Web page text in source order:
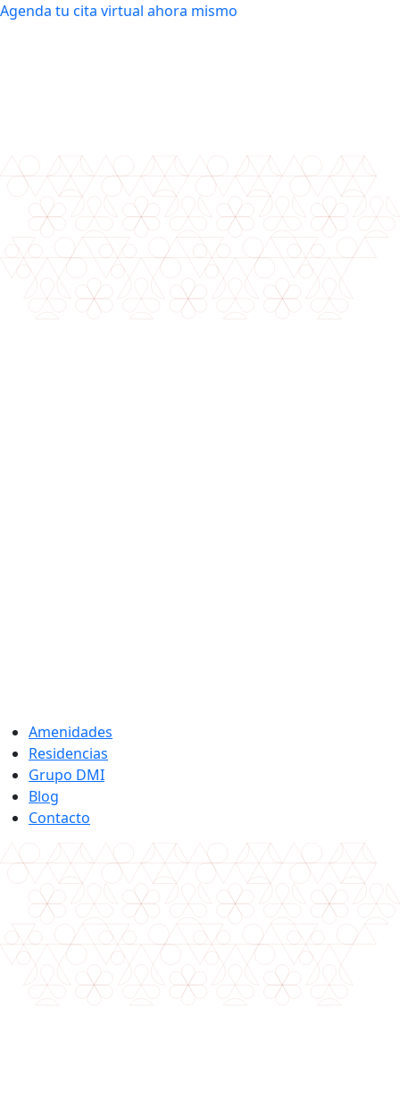
Agenda tu cita virtual ahora mismo
Amenidades
Residencias
Grupo DMI
Blog
Contacto